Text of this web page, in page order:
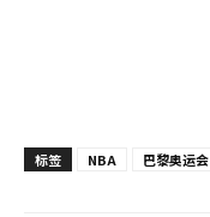
标签 NBA 巴黎奥运会